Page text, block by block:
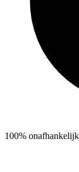
100% onafhankelijk